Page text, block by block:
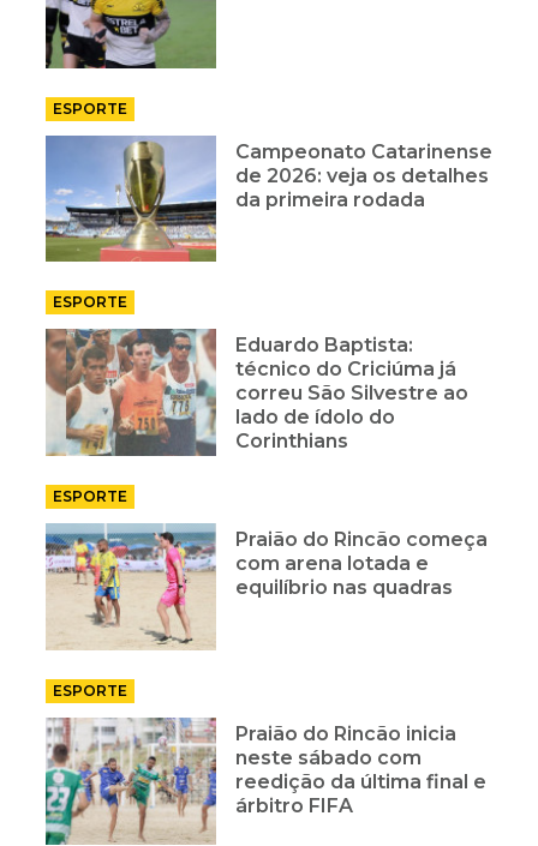
ESPORTE
Campeonato Catarinense
de 2026: veja os detalhes
da primeira rodada
ESPORTE
Eduardo Baptista:
técnico do Criciúma já
correu São Silvestre ao
lado de ídolo do
Corinthians
ESPORTE
Praião do Rincão começa
com arena lotada e
equilíbrio nas quadras
ESPORTE
Praião do Rincão inicia
neste sábado com
reedição da última final e
árbitro FIFA